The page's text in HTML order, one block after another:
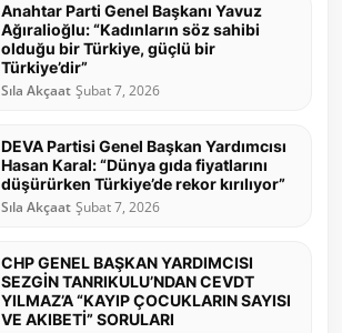
Anahtar Parti Genel Başkanı Yavuz
Ağıralioğlu: “Kadınların söz sahibi
olduğu bir Türkiye, güçlü bir
Türkiye’dir”
Sıla Akçaat Şubat 7, 2026
DEVA Partisi Genel Başkan Yardımcısı
Hasan Karal: “Dünya gıda fiyatlarını
düşürürken Türkiye’de rekor kırılıyor”
Sıla Akçaat Şubat 7, 2026
CHP GENEL BAŞKAN YARDIMCISI
SEZGİN TANRIKULU’NDAN CEVDT
YILMAZ’A “KAYIP ÇOCUKLARIN SAYISI
VE AKIBETİ” SORULARI